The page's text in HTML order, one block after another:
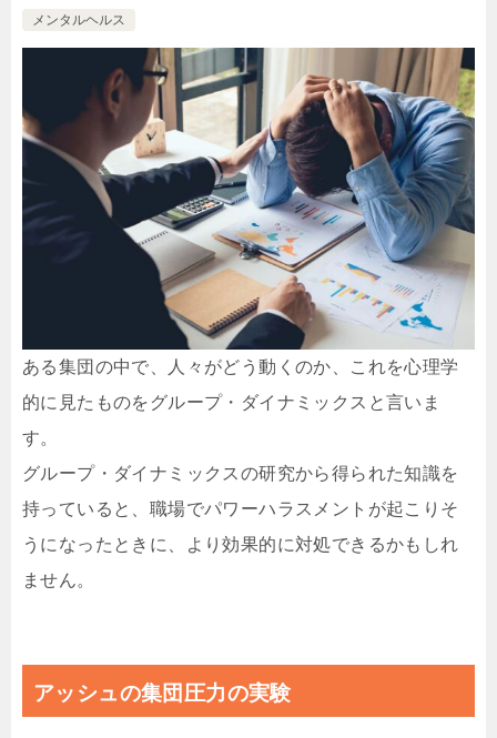
メンタルヘルス
ある集団の中で、人々がどう動くのか、これを心理学
的に見たものをグループ・ダイナミックスと言いま
す。
グループ・ダイナミックスの研究から得られた知識を
持っていると、職場でパワーハラスメントが起こりそ
うになったときに、より効果的に対処できるかもしれ
ません。
アッシュの集団圧力の実験